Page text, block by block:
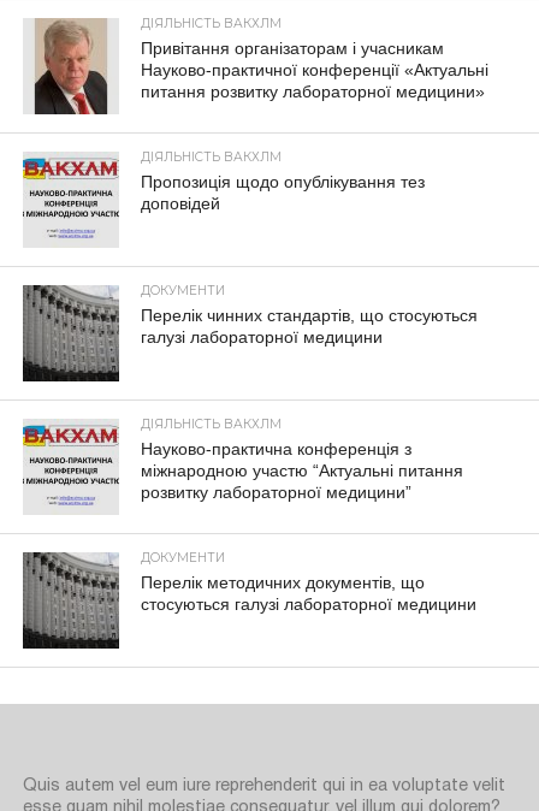
ДІЯЛЬНІСТЬ ВАКХЛМ
Привітання організаторам і учасникам
Науково-практичної конференції «Актуальні
питання розвитку лабораторної медицини»
ДІЯЛЬНІСТЬ ВАКХЛМ
Пропозиція щодо опублікування тез
доповідей
ДОКУМЕНТИ
Перелік чинних стандартів, що стосуються
галузі лабораторної медицини
ДІЯЛЬНІСТЬ ВАКХЛМ
Науково-практична конференція з
міжнародною участю “Актуальні питання
розвитку лабораторної медицини”
ДОКУМЕНТИ
Перелік методичних документів, що
стосуються галузі лабораторної медицини
Quis autem vel eum iure reprehenderit qui in ea voluptate velit